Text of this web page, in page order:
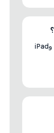
لا، المتجر موجه لتثبيت التطبيقات على iPhone وiPad